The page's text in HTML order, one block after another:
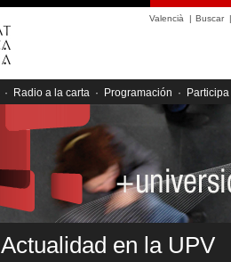
Valencià | Buscar|
· Radio a la carta · Programación · Participa
Actualidad en la UPV